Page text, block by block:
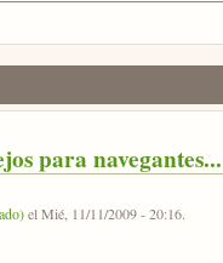
para navegantes...
elMié, 11/11/2009 - 20:16.